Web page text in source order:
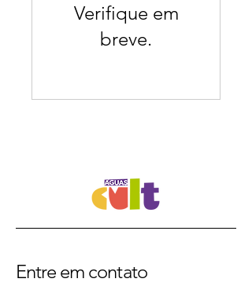
Verifique em
breve.
Entre em contato